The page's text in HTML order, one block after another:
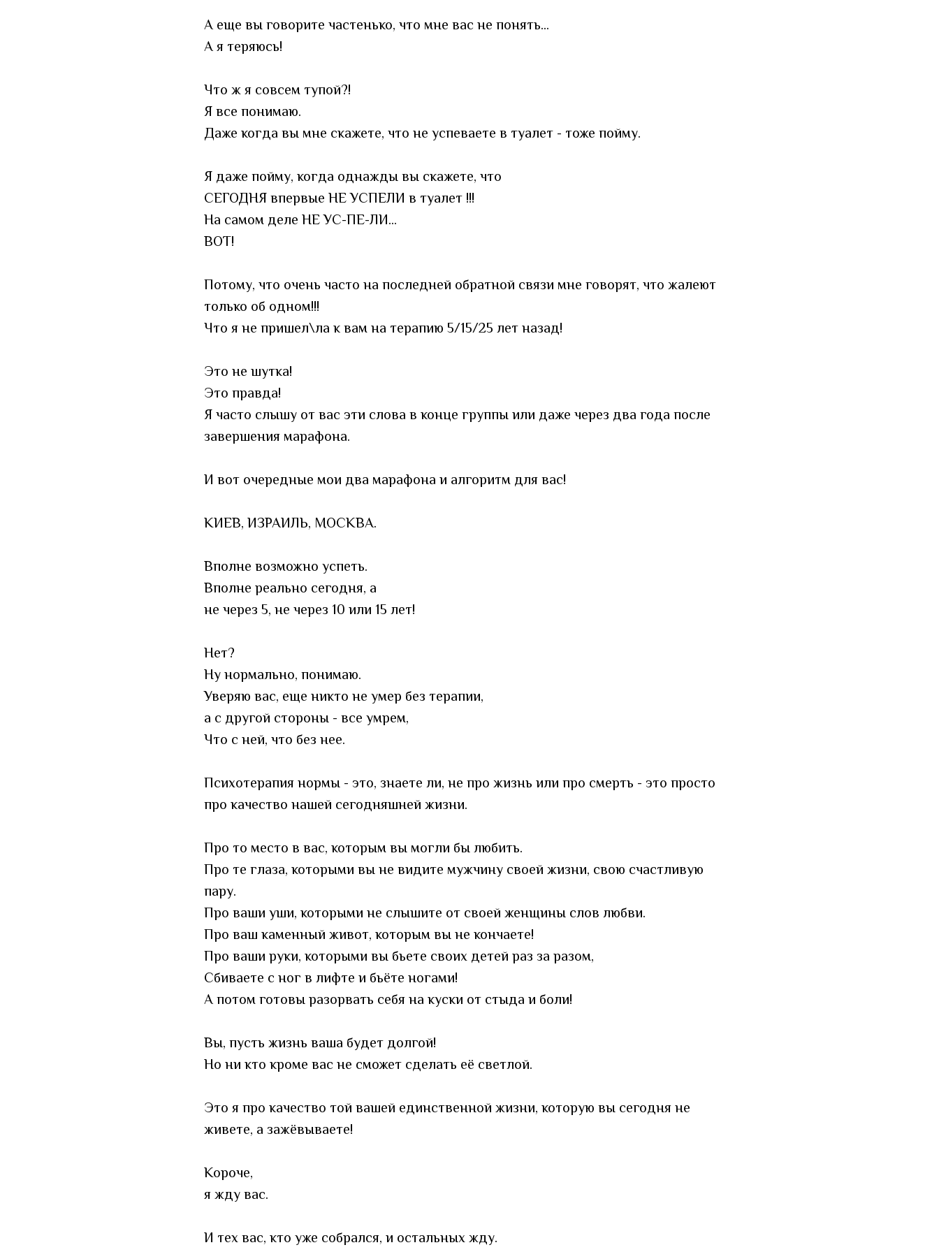
А еще вы говорите частенько, что мне вас не понять...
А я теряюсь!
Что ж я совсем тупой?!
Я все понимаю.
Даже когда вы мне скажете, что не успеваете в туалет - тоже пойму.
Я даже пойму, когда однажды вы скажете, что
СЕГОДНЯ впервые НЕ УСПЕЛИ в туалет !!!
На самом деле НЕ УС-ПЕ-ЛИ...
ВОТ!
Потому, что очень часто на последней обратной связи мне говорят, что жалеют
только об одном!!!
Что я не пришел\ла к вам на терапию 5/15/25 лет назад!
Это не шутка!
Это правда!
Я часто слышу от вас эти слова в конце группы или даже через два года после
завершения марафона.
И вот очередные мои два марафона и алгоритм для вас!
КИЕВ, ИЗРАИЛЬ, МОСКВА.
Вполне возможно успеть.
Вполне реально сегодня, а
не через 5, не через 10 или 15 лет!
Нет?
Ну нормально, понимаю.
Уверяю вас, еще никто не умер без терапии,
а с другой стороны - все умрем,
Что с ней, что без нее.
Психотерапия нормы - это, знаете ли, не про жизнь или про смерть - это просто
про качество нашей сегодняшней жизни.
Про то место в вас, которым вы могли бы любить.
Про те глаза, которыми вы не видите мужчину своей жизни, свою счастливую
пару.
Про ваши уши, которыми не слышите от своей женщины слов любви.
Про ваш каменный живот, которым вы не кончаете!
Про ваши руки, которыми вы бьете своих детей раз за разом,
Сбиваете с ног в лифте и бьёте ногами!
А потом готовы разорвать себя на куски от стыда и боли!
Вы, пусть жизнь ваша будет долгой!
Но ни кто кроме вас не сможет сделать её светлой.
Это я про качество той вашей единственной жизни, которую вы сегодня не
живете, а зажёвываете!
Короче,
я жду вас.
И тех вас, кто уже собрался, и остальных жду.